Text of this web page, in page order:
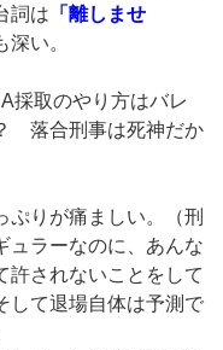
詞は 「離しませ
い。
採取のやり方はバレ
落合刑事は死神だか
りが痛ましい。（刑
ュラーなのに、あんな
されないことをして
して退場自体は予測で